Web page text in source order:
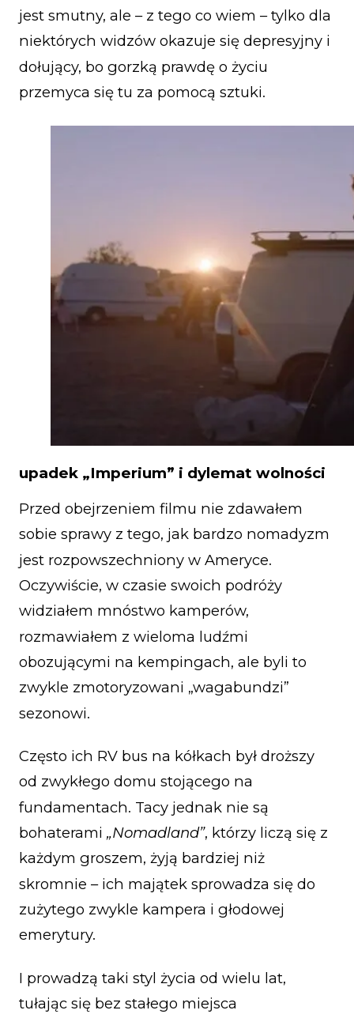
jest smutny, ale – z tego co wiem – tylko dla
niektórych widzów okazuje się depresyjny i
dołujący, bo gorzką prawdę o życiu
przemyca się tu za pomocą sztuki.
upadek „Imperium” i dylemat wolności
Przed obejrzeniem filmu nie zdawałem
sobie sprawy z tego, jak bardzo nomadyzm
jest rozpowszechniony w Ameryce.
Oczywiście, w czasie swoich podróży
widziałem mnóstwo kamperów,
rozmawiałem z wieloma ludźmi
obozującymi na kempingach, ale byli to
zwykle zmotoryzowani „wagabundzi”
sezonowi.
Często ich RV bus na kółkach był droższy
od zwykłego domu stojącego na
fundamentach. Tacy jednak nie są
bohaterami „Nomadland”, którzy liczą się z
każdym groszem, żyją bardziej niż
skromnie – ich majątek sprowadza się do
zużytego zwykle kampera i głodowej
emerytury.
I prowadzą taki styl życia od wielu lat,
tułając się bez stałego miejsca